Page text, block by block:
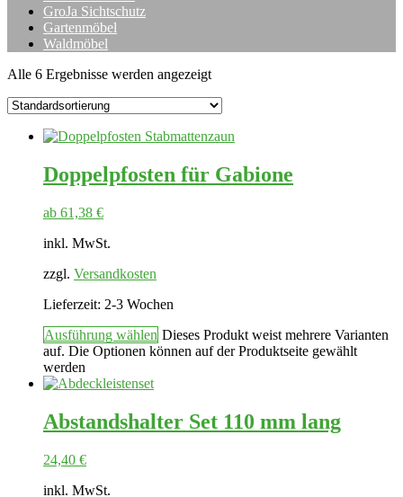
GroJa Sichtschutz
Gartenmöbel
Waldmöbel
Alle 6 Ergebnisse werden angezeigt
Doppelpfosten für Gabione
ab 61,38 €
inkl. MwSt.
zzgl. Versandkosten
Lieferzeit: 2-3 Wochen
Ausführung wählen Dieses Produkt weist mehrere Varianten
auf. Die Optionen können auf der Produktseite gewählt
werden
Abstandshalter Set 110 mm lang
24,40 €
inkl. MwSt.